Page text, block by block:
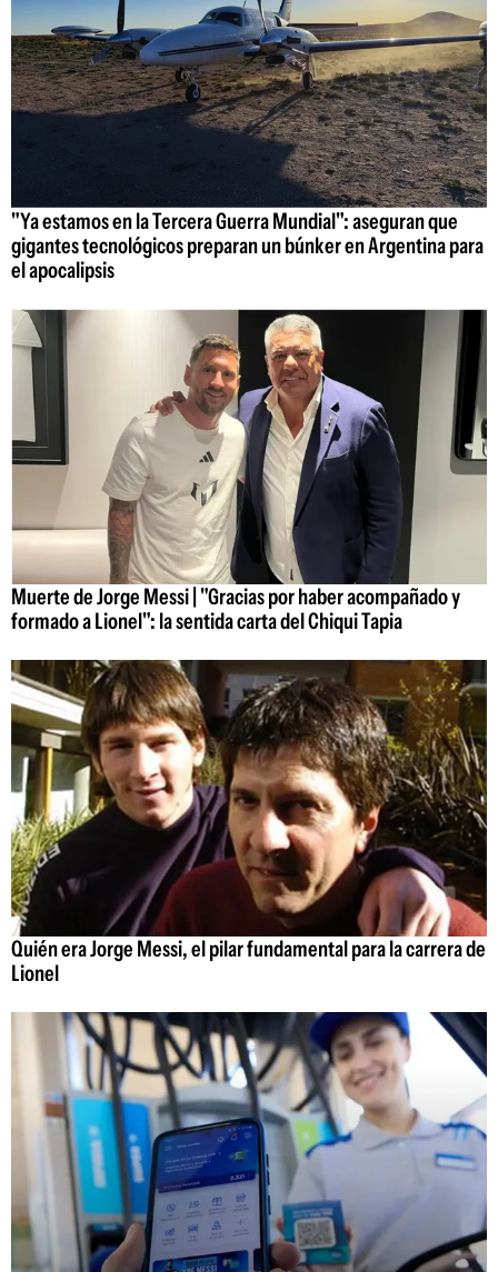
"Ya estamos en la Tercera Guerra Mundial": aseguran que
gigantes tecnológicos preparan un búnker en Argentina para
el apocalipsis
Muerte de Jorge Messi | "Gracias por haber acompañado y
formado a Lionel": la sentida carta del Chiqui Tapia
Quién era Jorge Messi, el pilar fundamental para la carrera de
Lionel